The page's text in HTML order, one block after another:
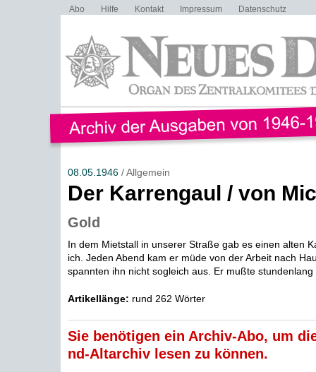
Abo Hilfe Kontakt Impressum Datenschutz
08.05.1946/ Allgemein
Der Karrengaul / von
Gold
In dem Mietstall in unserer Straße gab es einen alten
ich. Jeden Abend kam er müde von der Arbeit nach
spannten ihn nicht sogleich aus. Er mußte stundenlang
Artikellänge: rund 262 Wörter
Sie benötigen ein Archiv-Abo, um
nd-Altarchiv lesen zu können.